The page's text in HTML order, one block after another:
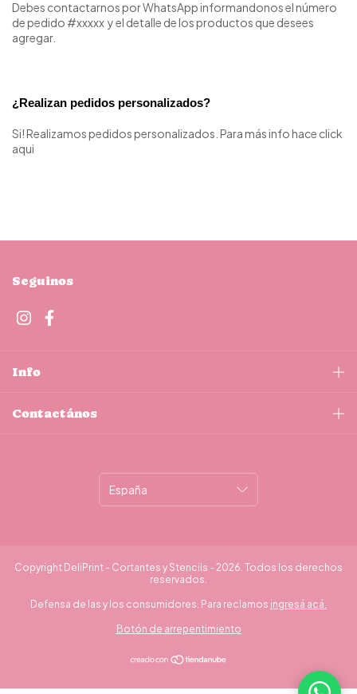
Debes contactarnos por WhatsApp informandonos el número
de pedido #xxxxx y el detalle de los productos que desees
agregar.
¿Realizan pedidos personalizados?
Si! Realizamos pedidos personalizados. Para más infohace click
aqui
Seguinos
Info
Contactános
Copyright DeliPrint - Cortantes y Stencils - 2026. Todos los derechos
reservados.
Defensa de las y los consumidores. Para reclamos ingresá acá.
Botón de arrepentimiento